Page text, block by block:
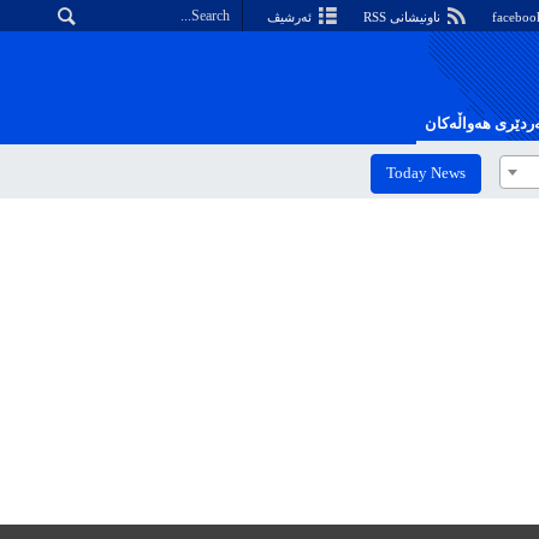
ناونیشانی RSS ئەرشیڤ
هەواڵەکان
Today News